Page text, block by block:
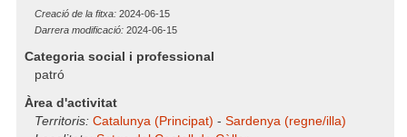
Creació de la fitxa: 2024-06-15
Darrera modificació: 2024-06-15
Categoria social i professional
patró
Àrea d'activitat
Territoris: Catalunya (Principat) - Sardenya (regne/illa)